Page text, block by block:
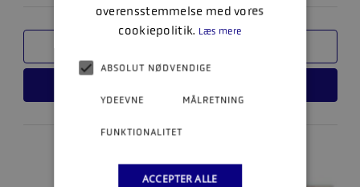
overensstemmelse med vores
cookiepolitik. Læs mere
ABSOLUT NØDVENDIGE
YDEEVNE MÅLRETNING
FUNKTIONALITET
ACCEPTER ALLE